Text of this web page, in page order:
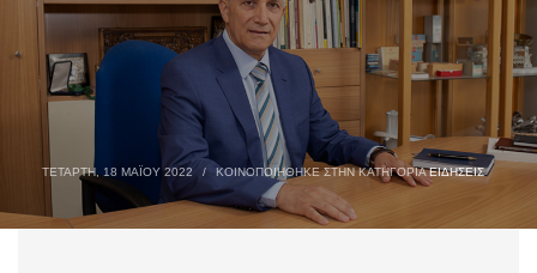
ΤΕΤΆΡΤΗ, 18 ΜΑΪ́ΟΥ 2022 / ΚΟΙΝΟΠΟΙΉΘΗΚΕ ΣΤΗΝ ΚΑΤΗΓΟΡΊΑΕΙΔΉΣΕΙΣ